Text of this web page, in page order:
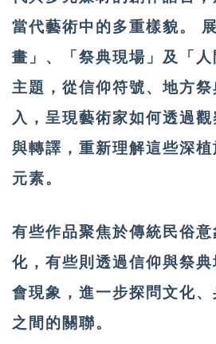
當代藝術中的多重樣貌。
畫」、「祭典現場」及「
主題，從信仰符號、地方祭
入，呈現藝術家如何透過
與轉譯，重新理解這些深
元素。
有些作品聚焦於傳統民俗
化，有些則透過信仰與祭
會現象，進一步探問文化
之間的關聯。